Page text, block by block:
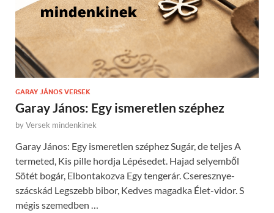
GARAY JÁNOS VERSEK
Garay János: Egy ismeretlen széphez
byVersek mindenkinek
Garay János: Egy ismeretlen széphez Sugár, de teljes A
termeted, Kis pille hordja Lépésedet. Hajad selyemből
Sötét bogár, Elbontakozva Egy tengerár. Cseresznye-
szácskád Legszebb bibor, Kedves magadka Élet-vidor. S
mégis szemedben …